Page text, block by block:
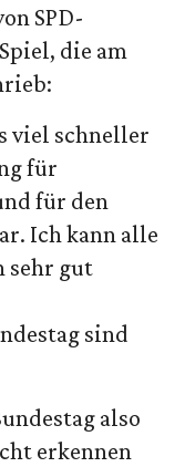
SPD-
die am
viel schneller
für
für den
Ich kann alle
sehr gut
sind
also
erkennen